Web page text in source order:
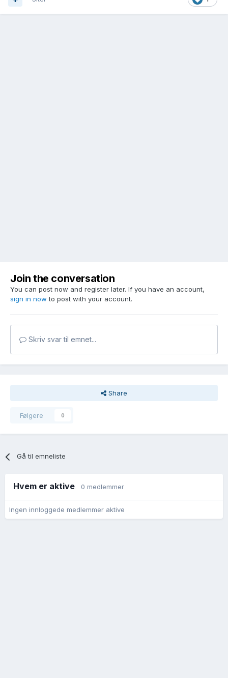
Join the conversation
You can post now and register later. If you have an account,
sign in now to post with your account.
Skriv svar til emnet...
Share
Følgere 0
Gå til emneliste
Hvem er aktive 0 medlemmer
Ingen innloggede medlemmer aktive